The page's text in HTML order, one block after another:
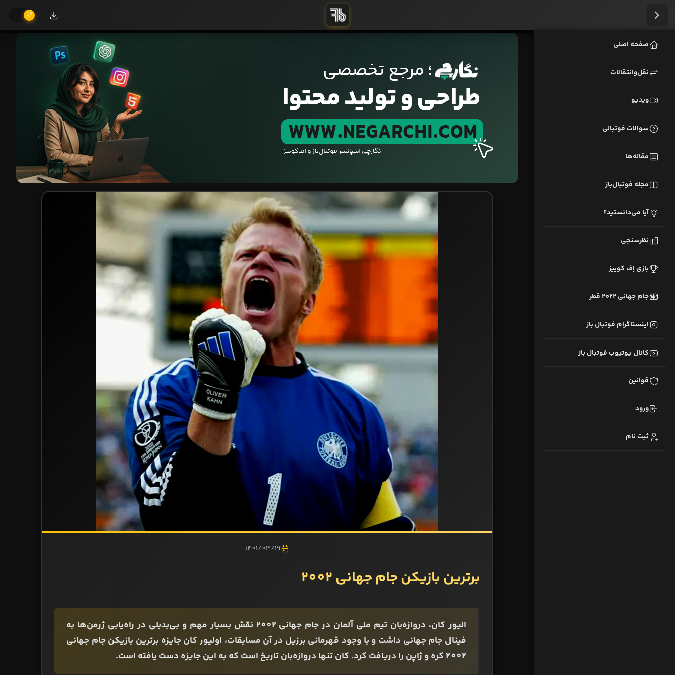
صفحه اصلی
نقل‌وانتقالات
ویدیو
سوالات فوتبالی
مقاله‌ها
مجله فوتبال‌باز
آیا می‌دانستید؟
نظرسنجی
بازی اِف کوییز
جام جهانی 2022 قطر
اینستاگرام فوتبال باز
کانال یوتیوب فوتبال باز
قوانین
ورود
ثبت نام
1401/03/19
برترین بازیکن جام جهانی 2002
الیور کان، دروازه‌بان تیم ملی آلمان در جام جهانی 2002 نقش بسیار مهم و بی‌بدیلی در راه‌یابی ژرمن‌ها به
فینال جام جهانی داشت و با وجود قهرمانی برزیل در آن مسابقات، اولیور کان جایزه برترین بازیکن جام جهانی
2002 کره و ژاپن را دریافت کرد. کان تنها دروازه‌بان تاریخ است که به این جایزه دست یافته است.